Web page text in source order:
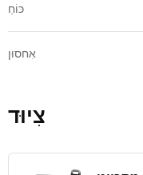
כּוֹחַ
אִחסוּן
צִיוּד